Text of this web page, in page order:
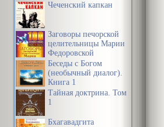
Чеченский капкан
Заговоры печорской
целительницы Марии
Федоровской
Беседы с Богом
(необычный диалог).
Книга 1
Тайная доктрина. Том
1
Бхагавадгита